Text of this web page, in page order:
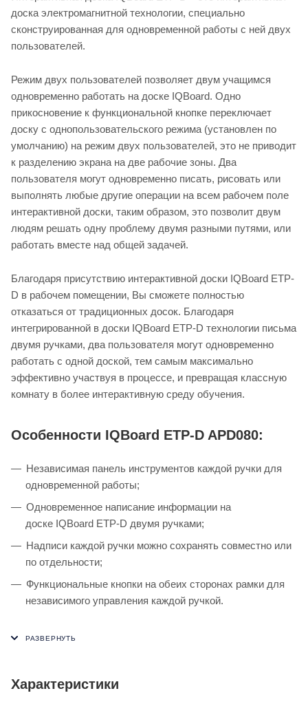
доска электромагнитной технологии, специально
сконструированная для одновременной работы с ней двух
пользователей.
Режим двух пользователей позволяет двум учащимся
одновременно работать на доске IQBoard. Одно
прикосновение к функциональной кнопке переключает
доску с однопользовательского режима (установлен по
умолчанию) на режим двух пользователей, это не приводит
к разделению экрана на две рабочие зоны. Два
пользователя могут одновременно писать, рисовать или
выполнять любые другие операции на всем рабочем поле
интерактивной доски, таким образом, это позволит двум
людям решать одну проблему двумя разными путями, или
работать вместе над общей задачей.
Благодаря присутствию интерактивной доски IQBoard ETP-
D в рабочем помещении, Вы сможете полностью
отказаться от традиционных досок. Благодаря
интегрированной в доски IQBoard ETP-D технологии письма
двумя ручками, два пользователя могут одновременно
работать с одной доской, тем самым максимально
эффективно участвуя в процессе, и превращая классную
комнату в более интерактивную среду обучения.
Особенности IQBoard ETP-D APD080:
Независимая панель инструментов каждой ручки для
одновременной работы;
Одновременное написание информации на
доске IQBoard ETP-D двумя ручками;
Надписи каждой ручки можно сохранять совместно или
по отдельности;
Функциональные кнопки на обеих сторонах рамки для
независимого управления каждой ручкой.
Характеристики